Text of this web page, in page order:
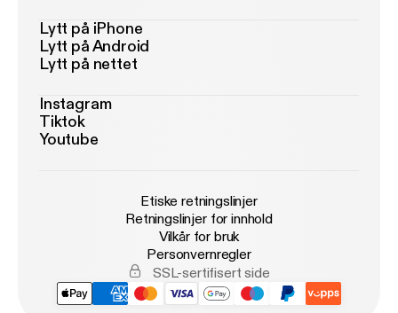
Lytt på iPhone
Lytt på Android
Lytt på nettet
Instagram
Tiktok
Youtube
Etiske retningslinjer
Retningslinjer for innhold
Vilkår for bruk
Personvernregler
SSL-sertifisert side